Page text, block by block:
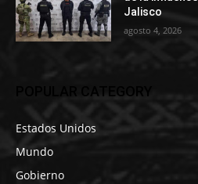
Jalisco
agosto 4, 2026
POPULAR CATEGORY
Estados Unidos
Mundo
Gobierno